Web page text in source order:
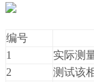
编号
1
实际测
2
测试该